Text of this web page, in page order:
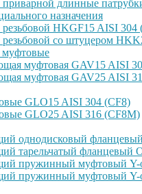
длинные
назначения
HKGF15 AISI 304
со штуцером
муфтовая GAV15 AISI
муфтовая GAV25 AISI
GLO15 AISI 304 (CF8)
GLO25 AISI 316 (CF8M)
однодисковый
тарельчатый фланцевый
пружинный муфтовый Y-
пружинный муфтовый